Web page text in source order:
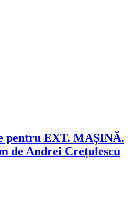
pentru EXT. MAȘINĂ.
de Andrei Crețulescu